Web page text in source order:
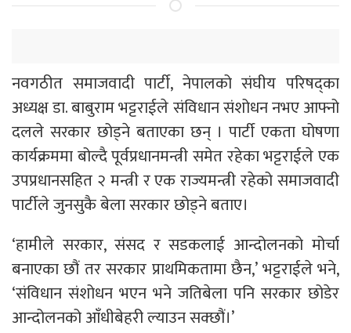
नवगठीत समाजवादी पार्टी, नेपालको संघीय परिषद्का
अध्यक्ष डा. बाबुराम भट्टराईले संविधान संशोधन नभए आफ्नो
दलले सरकार छोड्ने बताएका छन् । पार्टी एकता घोषणा
कार्यक्रममा बोल्दै पूर्वप्रधानमन्त्री समेत रहेका भट्टराईले एक
उपप्रधानसहित २ मन्त्री र एक राज्यमन्त्री रहेको समाजवादी
पार्टीले जुनसुकै बेला सरकार छोड्ने बताए।
‘हामीले सरकार, संसद र सडकलाई आन्दोलनको मोर्चा
बनाएका छौं तर सरकार प्राथमिकतामा छैन,’ भट्टराईले भने,
‘संविधान संशोधन भएन भने जतिबेला पनि सरकार छोडेर
आन्दोलनको आँधीबेहरी ल्याउन सक्छौं।’